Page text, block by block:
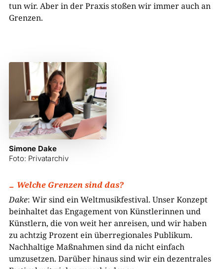
tun wir. Aber in der Praxis stoßen wir immer auch an
Grenzen.
Simone Dake
Foto: Privatarchiv
Welche Grenzen sind das?
Dake: Wir sind ein Weltmusikfestival. Unser Konzept
beinhaltet das Engagement von Künstlerinnen und
Künstlern, die von weit her anreisen, und wir haben
zu achtzig Prozent ein überregionales Publikum.
Nachhaltige Maßnahmen sind da nicht einfach
umzusetzen. Darüber hinaus sind wir ein dezentrales